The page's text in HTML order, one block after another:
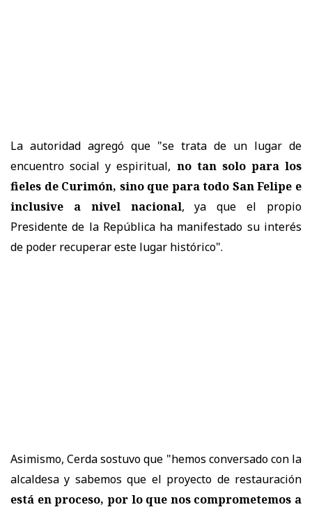
La autoridad agregó que "se trata de un lugar de
encuentro social y espiritual, no tan solo para los
fieles de Curimón, sino que para todo San Felipe e
inclusive a nivel nacional, ya que el propio
Presidente de la República ha manifestado su interés
de poder recuperar este lugar histórico".
Asimismo, Cerda sostuvo que "hemos conversado con la
alcaldesa y sabemos que el proyecto de restauración
está en proceso, por lo que nos comprometemos a